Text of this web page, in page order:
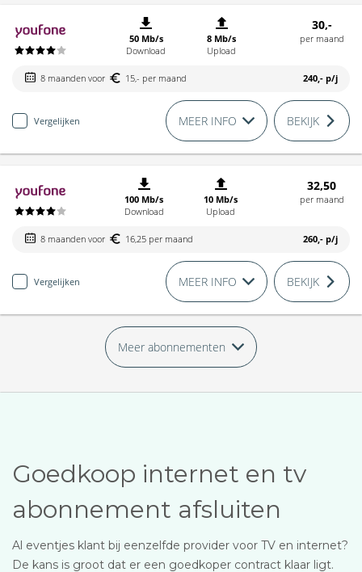
50 Mb/s
Download
8 Mb/s
Upload
30,-
per maand
8 maanden voor 15,- per maand 240,- p/j
Vergelijken MEER INFO BEKIJK
100 Mb/s
Download
10 Mb/s
Upload
32,50
per maand
8 maanden voor 16,25 per maand 260,- p/j
Vergelijken MEER INFO BEKIJK
Meer abonnementen
Goedkoop internet en tv
abonnement afsluiten
Al eventjes klant bij eenzelfde provider voor TV en internet?
De kans is groot dat er een goedkoper contract klaar ligt.